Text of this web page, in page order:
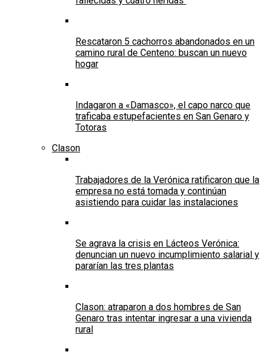
Rescataron 5 cachorros abandonados en un
camino rural de Centeno: buscan un nuevo
hogar
Indagaron a «Damasco», el capo narco que
traficaba estupefacientes en San Genaro y
Totoras
Clason
Trabajadores de la Verónica ratificaron que la
empresa no está tomada y continúan
asistiendo para cuidar las instalaciones
Se agrava la crisis en Lácteos Verónica:
denuncian un nuevo incumplimiento salarial y
pararían las tres plantas
Clason: atraparon a dos hombres de San
Genaro tras intentar ingresar a una vivienda
rural